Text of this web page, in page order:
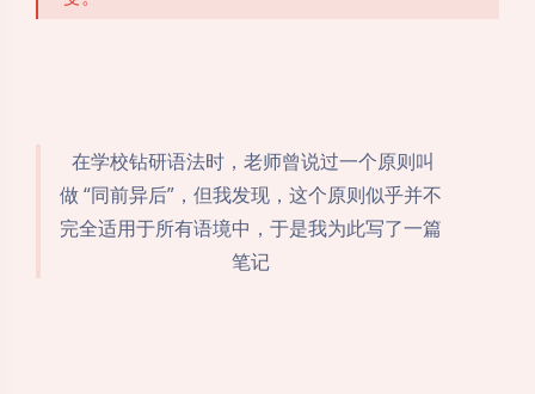
在学校钻研语法时，老师曾说过一个原则叫
做 “同前异后”，但我发现，这个原则似乎并不
完全适用于所有语境中，于是我为此写了一篇
笔记